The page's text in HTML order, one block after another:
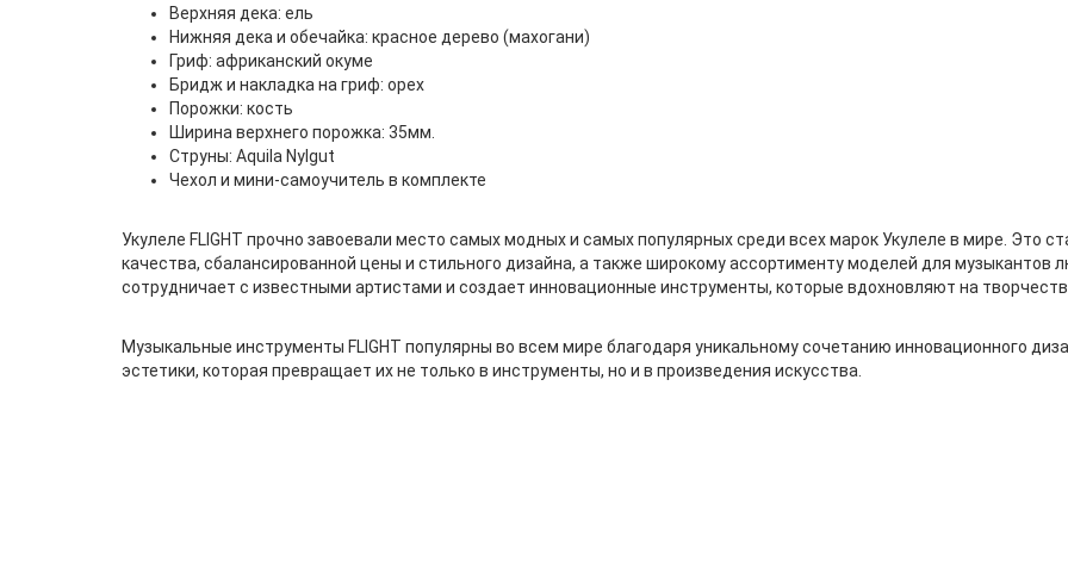
Верхняя дека: ель
Нижняя дека и обечайка: красное дерево (махогани)
Гриф: африканский окуме
Бридж и накладка на гриф: орех
Порожки: кость
Ширина верхнего порожка: 35мм.
Струны: Aquila Nylgut
Чехол и мини-самоучитель в комплекте
Укулеле FLIGHT прочно завоевали место самых модных и самых популярных среди всех марок Укулеле в мире. Это
качества, сбалансированной цены и стильного дизайна, а также широкому ассортименту моделей для музыкантов
сотрудничает с известными артистами и создает инновационные инструменты, которые вдохновляют на
Музыкальные инструменты FLIGHT популярны во всем мире благодаря уникальному сочетанию инновационного
эстетики, которая превращает их не только в инструменты, но и в произведения искусства.